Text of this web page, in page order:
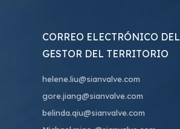
CORREO ELECTRÓNICO DEL
GESTOR DEL TERRITORIO
helene.liu@sianvalve.com
gore.jiang@sianvalve.com
belinda.qiu@sianvalve.com